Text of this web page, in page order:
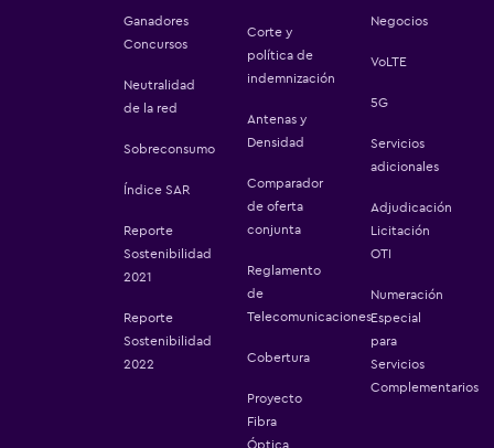
Ganadores
Concursos
Neutralidad
de la red
Sobreconsumo
Índice SAR
Reporte
Sostenibilidad
2021
Reporte
Sostenibilidad
2022
Corte y
política de
indemnización
Antenas y
Densidad
Comparador
de oferta
conjunta
Reglamento
de
Telecomunicaciones
Cobertura
Proyecto
Fibra
Óptica
Negocios
VoLTE
5G
Servicios
adicionales
Adjudicación
Licitación
OTI
Numeración
Especial
para
Servicios
Complementarios